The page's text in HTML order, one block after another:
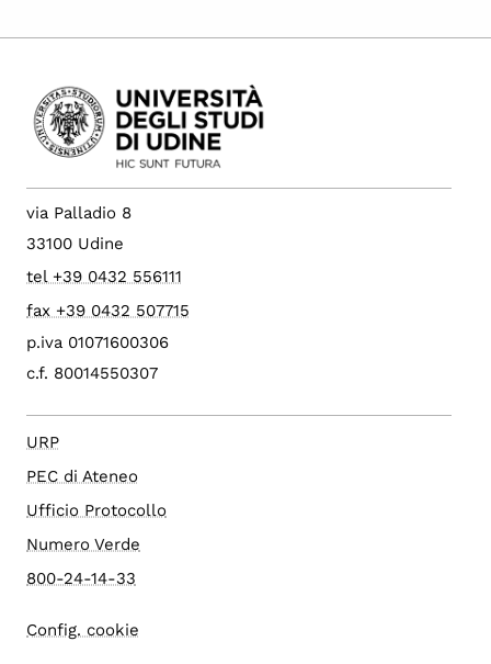
via Palladio 8
33100 Udine
tel +39 0432 556111
fax +39 0432 507715
p.iva 01071600306
c.f. 80014550307
URP
PEC di Ateneo
Ufficio Protocollo
Numero Verde
800-24-14-33
Config. cookie